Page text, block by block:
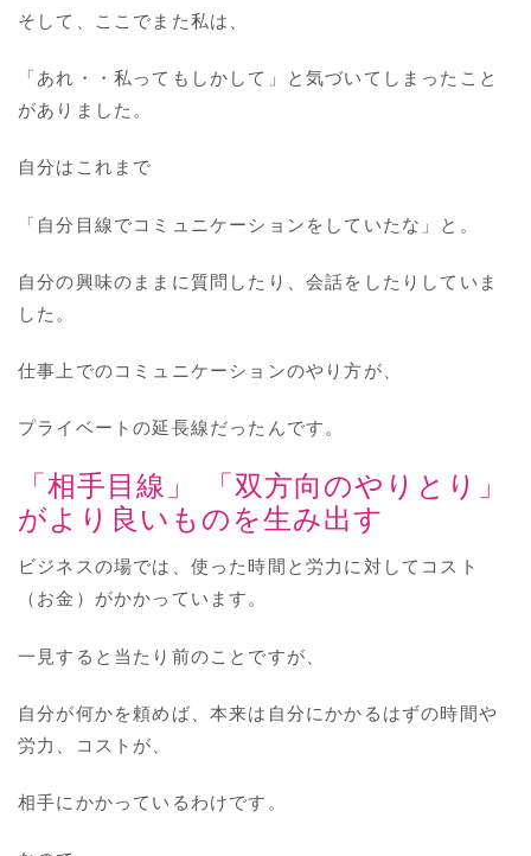
そして、ここでまた私は、
「あれ・・私ってもしかして」と気づいてしまったこと
がありました。
自分はこれまで
「自分目線でコミュニケーションをしていたな」と。
自分の興味のままに質問したり、会話をしたりしていま
した。
仕事上でのコミュニケーションのやり方が、
プライベートの延長線だったんです。
「相手目線」 「双方向のやりとり」
がより良いものを生み出す
ビジネスの場では、使った時間と労力に対してコスト
（お金）がかかっています。
一見すると当たり前のことですが、
自分が何かを頼めば、本来は自分にかかるはずの時間や
労力、コストが、
相手にかかっているわけです。